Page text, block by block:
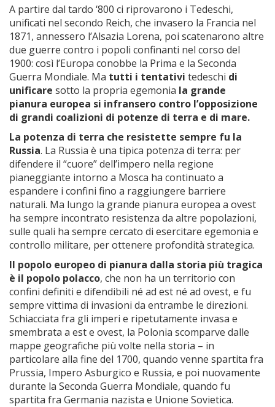
A partire dal tardo ‘800 ci riprovarono i Tedeschi,
unificati nel secondo Reich, che invasero la Francia nel
1871, annessero l’Alsazia Lorena, poi scatenarono altre
due guerre contro i popoli confinanti nel corso del
1900: così l’Europa conobbe la Prima e la Seconda
Guerra Mondiale. Ma tutti i tentativi tedeschi di
unificare sotto la propria egemonia la grande
pianura europea si infransero contro l’opposizione
di grandi coalizioni di potenze di terra e di mare.
La potenza di terra che resistette sempre fu la
Russia. La Russia è una tipica potenza di terra: per
difendere il “cuore” dell’impero nella regione
pianeggiante intorno a Mosca ha continuato a
espandere i confini fino a raggiungere barriere
naturali. Ma lungo la grande pianura europea a ovest
ha sempre incontrato resistenza da altre popolazioni,
sulle quali ha sempre cercato di esercitare egemonia e
controllo militare, per ottenere profondità strategica.
Il popolo europeo di pianura dalla storia più tragica
è il popolo polacco, che non ha un territorio con
confini definiti e difendibili né ad est né ad ovest, e fu
sempre vittima di invasioni da entrambe le direzioni.
Schiacciata fra gli imperi e ripetutamente invasa e
smembrata a est e ovest, la Polonia scomparve dalle
mappe geografiche più volte nella storia – in
particolare alla fine del 1700, quando venne spartita fra
Prussia, Impero Asburgico e Russia, e poi nuovamente
durante la Seconda Guerra Mondiale, quando fu
spartita fra Germania nazista e Unione Sovietica.